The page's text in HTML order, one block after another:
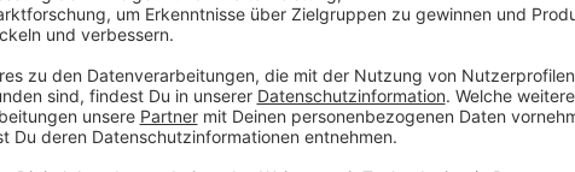
Das Interview mit Panagiota
Anzeige